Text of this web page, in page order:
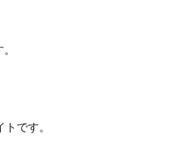
です。